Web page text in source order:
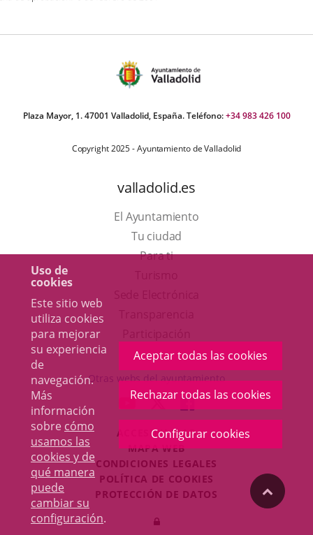
Uso de
cookies
Este sitio web
utiliza cookies
para mejorar
su experiencia
de
navegación.
Más
información
sobre cómo
usamos las
cookies y de
qué manera
puede
cambiar su
configuración.
Aceptar todas las cookies
Rechazar todas las cookies
Configurar cookies
Plaza Mayor, 1. 47001 Valladolid, España. Teléfono:+34 983 426 100
Copyright 2025 - Ayuntamiento de Valladolid
valladolid.es
El Ayuntamiento
Tu ciudad
Para ti
en
una
ventana
nueva.
aplicación
externa.
Otras webs del ayuntamiento
ENLACE
A
UNA
APLICACIÓN
EXTERNA.
ENLACE
A
UNA
APLICACIÓN
EXTERNA.
ENLACE
A
UNA
EXTERNA.
ACCESIBILIDAD
MAPA WEB
CONDICIONES LEGALES
POLÍTICA DE COOKIES
PROTECCIÓN DE DATOS
Iniciar
"Volver